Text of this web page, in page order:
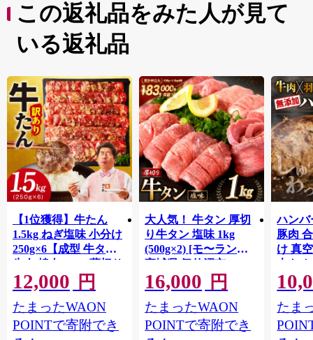
この返礼品をみた人が見て
いる返礼品
【1位獲得】牛たん
1.5kg ねぎ塩味 小分け
250g×6【成型 牛タン
牛肉 焼肉 BBQ 薄切り
ぎゅうたん スライス
訳あり サイズ不揃
い】 G4721
12,000 円
たまったWAON
POINTで寄附でき
大人気！ 牛タン 厚切
り牛タン 塩味 1kg
(500g×2) [モ〜ランド
宮城県 気仙沼市
20564660] 肉 牛肉 精肉
牛たん 牛タン塩 牛た
ん塩 冷凍 焼肉 BBQ ア
ウトドア バーベキュ
ー 厚切り タン
16,000 円
たまったWAON
POINTで寄附でき
ハンバ
豚肉
け 真
大き
保存
淡路島
ポーク
き肉
ず 惣
たま